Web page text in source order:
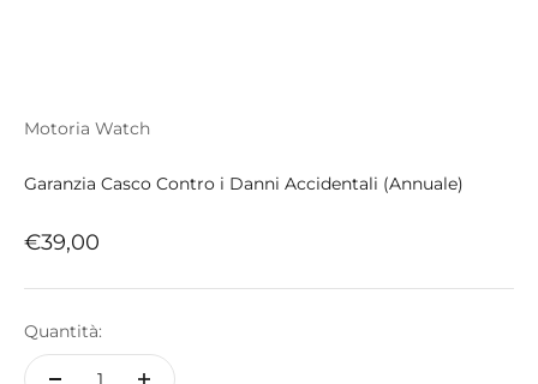
Motoria Watch
Garanzia Casco Contro i Danni Accidentali (Annuale)
Prezzo scontato
€39,00
Quantità: